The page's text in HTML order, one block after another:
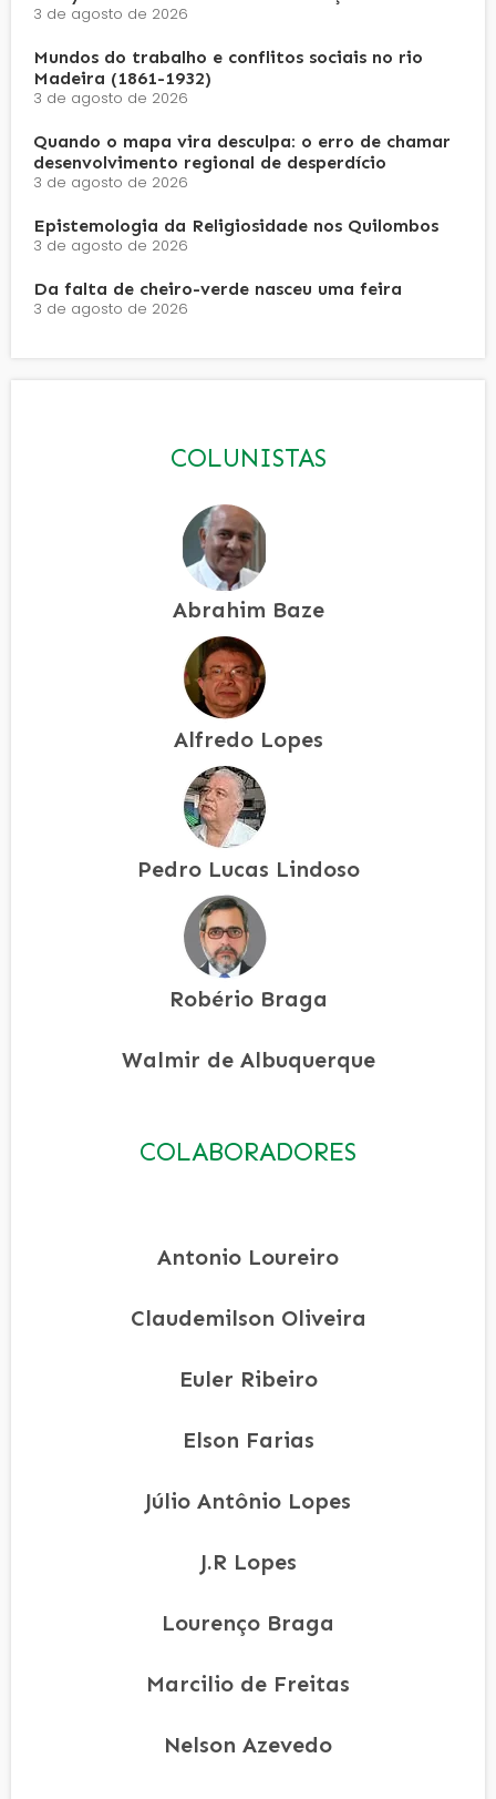
3 de agosto de 2026
Mundos do trabalho e conflitos sociais no rio
Madeira (1861-1932)
3 de agosto de 2026
Quando o mapa vira desculpa: o erro de chamar
desenvolvimento regional de desperdício
3 de agosto de 2026
Epistemologia da Religiosidade nos Quilombos
3 de agosto de 2026
Da falta de cheiro-verde nasceu uma feira
3 de agosto de 2026
COLUNISTAS
Abrahim Baze
Alfredo Lopes
Pedro Lucas Lindoso
Robério Braga
Walmir de Albuquerque
COLABORADORES
Antonio Loureiro
Claudemilson Oliveira
Euler Ribeiro
Elson Farias
Júlio Antônio Lopes
J.R Lopes
Lourenço Braga
Marcilio de Freitas
Nelson Azevedo